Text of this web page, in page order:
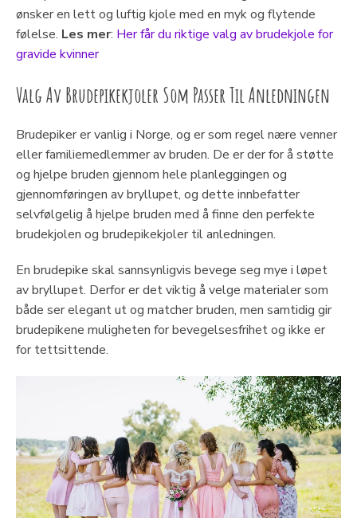
ønsker en lett og luftig kjole med en myk og flytende
følelse. Les mer: Her får du riktige valg av brudekjole for
gravide kvinner
Valg Av Brudepikekjoler Som Passer Til Anledningen
Brudepiker er vanlig i Norge, og er som regel nære venner
eller familiemedlemmer av bruden. De er der for å støtte
og hjelpe bruden gjennom hele planleggingen og
gjennomføringen av bryllupet, og dette innbefatter
selvfølgelig å hjelpe bruden med å finne den perfekte
brudekjolen og brudepikekjoler til anledningen.
En brudepike skal sannsynligvis bevege seg mye i løpet
av bryllupet. Derfor er det viktig å velge materialer som
både ser elegant ut og matcher bruden, men samtidig gir
brudepikene muligheten for bevegelsesfrihet og ikke er
for tettsittende.